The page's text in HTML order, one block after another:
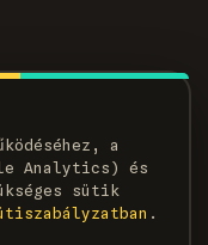
a
Analytics) és
sütik
.